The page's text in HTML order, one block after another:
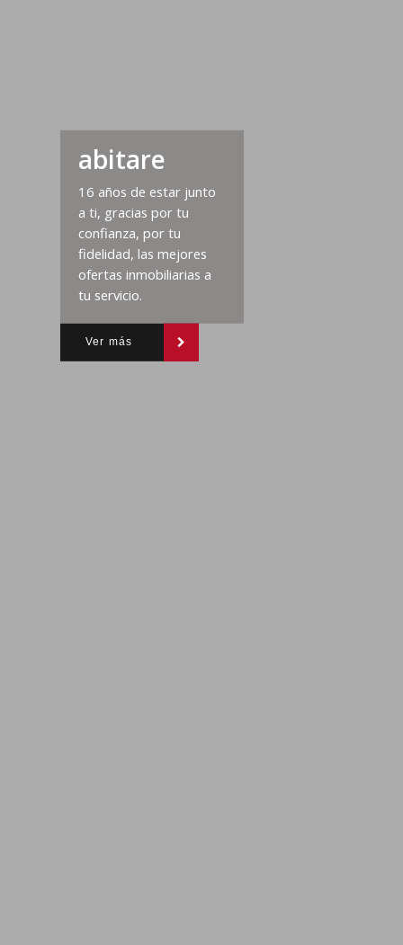
abitare
16 años de estar junto
a ti, gracias por tu
confianza, por tu
fidelidad, las mejores
ofertas inmobiliarias a
tu servicio.
Ver más